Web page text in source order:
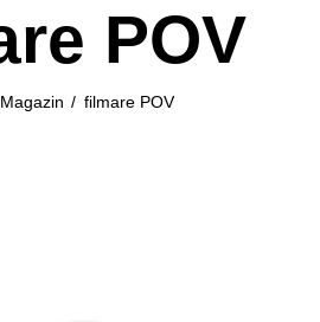
POV
Magazin filmare POV